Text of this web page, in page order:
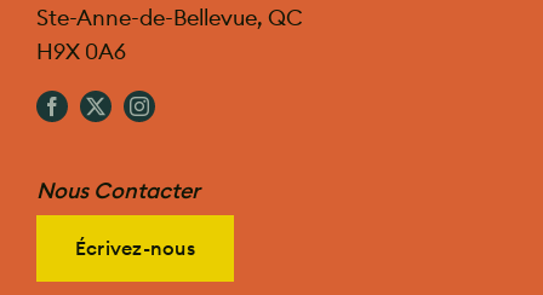
Ste-Anne-de-Bellevue, QC
H9X 0A6
Nous Contacter
Écrivez-nous